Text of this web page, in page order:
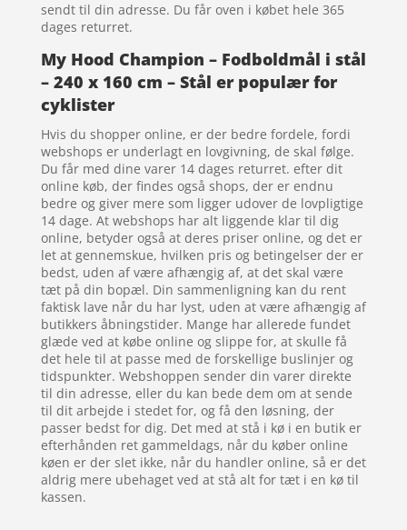
sendt til din adresse. Du får oven i købet hele 365
dages returret.
My Hood Champion – Fodboldmål i stål
– 240 x 160 cm – Stål er populær for
cyklister
Hvis du shopper online, er der bedre fordele, fordi
webshops er underlagt en lovgivning, de skal følge.
Du får med dine varer 14 dages returret. efter dit
online køb, der findes også shops, der er endnu
bedre og giver mere som ligger udover de lovpligtige
14 dage. At webshops har alt liggende klar til dig
online, betyder også at deres priser online, og det er
let at gennemskue, hvilken pris og betingelser der er
bedst, uden af være afhængig af, at det skal være
tæt på din bopæl. Din sammenligning kan du rent
faktisk lave når du har lyst, uden at være afhængig af
butikkers åbningstider. Mange har allerede fundet
glæde ved at købe online og slippe for, at skulle få
det hele til at passe med de forskellige buslinjer og
tidspunkter. Webshoppen sender din varer direkte
til din adresse, eller du kan bede dem om at sende
til dit arbejde i stedet for, og få den løsning, der
passer bedst for dig. Det med at stå i kø i en butik er
efterhånden ret gammeldags, når du køber online
køen er der slet ikke, når du handler online, så er det
aldrig mere ubehaget ved at stå alt for tæt i en kø til
kassen.